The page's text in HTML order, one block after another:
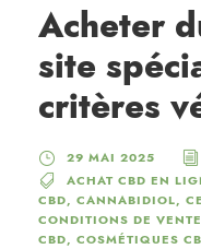
Acheter
site
critères
29 MAI 2025
ACHAT CBD EN
CBD, CANNABIDIOL,
CONDITIONS DE
CBD, COSMÉTIQUES